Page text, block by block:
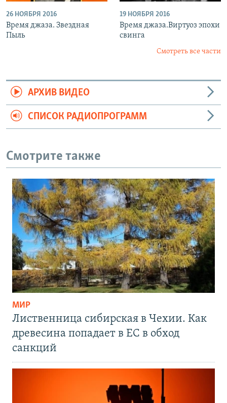
26 НОЯБРЯ 2016
Время джаза. Звездная
Пыль
19 НОЯБРЯ 2016
Время джаза.Виртуоз эпохи
свинга
Смотреть все части
АРХИВ ВИДЕО
СПИСОК РАДИОПРОГРАММ
Смотрите также
МИР
Лиственница сибирская в Чехии. Как
древесина попадает в ЕС в обход
санкций